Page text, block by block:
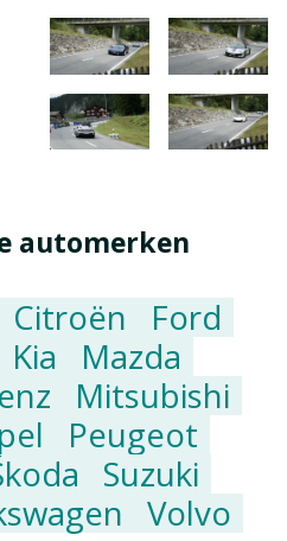
automerken
Citroën
Ford
Kia
Mazda
Mitsubishi
Peugeot
Suzuki
Volvo